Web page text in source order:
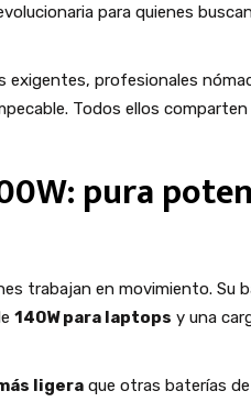
para quienes
exigentes, profesionales
Todos ellos
pura
trabajan en movimiento. Su
140W para laptops y una
ligera que otras baterías